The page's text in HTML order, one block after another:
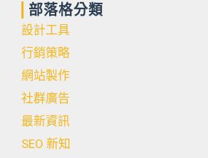
部落格分類
設計工具
行銷策略
網站製作
社群廣告
最新資訊
SEO 新知